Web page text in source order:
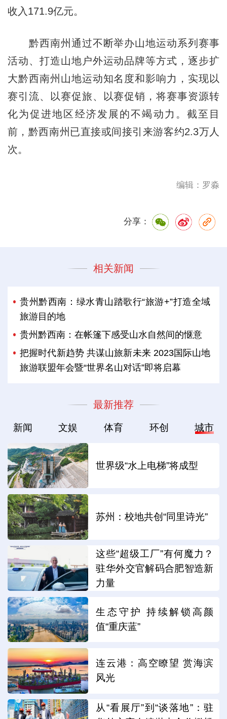
收入171.9亿元。
黔西南州通过不断举办山地运动系列赛事
活动、打造山地户外运动品牌等方式，逐步扩
大黔西南州山地运动知名度和影响力，实现以
赛引流、以赛促旅、以赛促销，将赛事资源转
化为促进地区经济发展的不竭动力。截至目
前，黔西南州已直接或间接引来游客约2.3万人
次。
编辑：罗淼
分享：
相关新闻
贵州黔西南：绿水青山踏歌行“旅游+”打造全域
旅游目的地
贵州黔西南：在帐篷下感受山水自然间的惬意
把握时代新趋势 共谋山旅新未来 2023国际山地
旅游联盟年会暨“世界名山对话”即将启幕
最新推荐
新闻 文娱 体育 环创 城市
世界级“水上电梯”将成型
苏州：校地共创“同里诗光”
这些“超级工厂”有何魔力？
驻华外交官解码合肥智造新
力量
生态守护 持续解锁高颜
值“重庆蓝”
连云港：高空瞭望 赏海滨
风光
从“看展厅”到“谈落地”：驻